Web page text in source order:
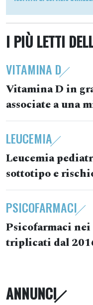
I PIÙ LETTI
VITAMINA D
Vitamina D in
associate a una
LEUCEMIA
Leucemia
sottotipo e
PSICOFARMACI
Psicofarmaci
triplicati dal
ANNUNCI